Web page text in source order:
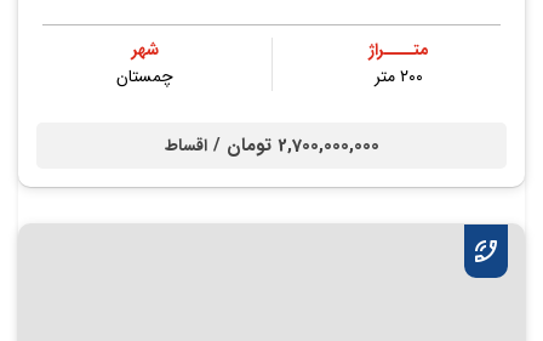
متــــراژ
۲۰۰ متر
شهر
چمستان
2,700,000,000 تومان / اقساط